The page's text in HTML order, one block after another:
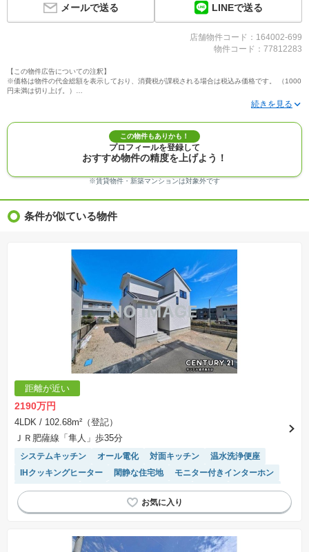
メールで送る LINEで送る
店舗物件コード：164002-699
物件コード：77812283
【この物件広告についての注釈】
※価格は物件の代金総額を表示しており、消費税が課税される場合は税込み価格です。 （1000
円未満は切り上げ。）
※写真に写っている、またはパース（絵）や間取り図に描かれている家具や車などは、特にコ
※建築条件付き土地価格には、建物価格は含まれません。
※物件情報は、原則として情報提供日の２日前に最終確認した情報です。
※完成予想図はいずれも外構、植栽、外観等実際のものとは多少異なることがあります。
※モデルルーム・モデルハウス・展示場・ショールームの画像の場合、今回販売の物件と異な
※ＣＧ合成の画像の場合、実際とは多少異なる場合があります。
※物件特徴：販売戸数が複数の物件は、全ての住戸に該当しない項目もあります。
※価格更新：物件価格が変更された日から１週間表示されます。
※建築条件土地の情報内に掲載されている、建物プラン例は、土地購入者の設計プランの参考
の一例であって、プランの採用可否は任意です。
※土地（建築条件なし）で「建物プラン例」が表記してある時、そのプラン例は特定の建築請
負会社によるもので、当該建築請負会社以外で建てた場合、同様のものが同価格で建てられる
とは限りません。また建築請負会社を特定するものではありません。
※建築条件付き土地とは、その土地に建築する建物の建築請負契約が、一定期間内に成立する
ことを条件として売買される土地のことをいいます。建築請負契約成立に向けて設計プランを
協議するため、土地購入者が自己の希望する建物の設計協議をするために必要な相当の期間の
交渉期間が設定され、その期間内で希望を満たすプランが実現できたかどうかにより結論を出
します。なお、この期間は概ね3ヶ月程度とされています。納得のいくプランが出来ず、建築請
負契約が成立しない場合、土地売買契約は白紙に戻り、土地契約にかかった代金（土地代金、
手付金など）は名目のいかんに関わらず、全て返却されます。
※課税対象物件の「価格」や「費用等」は消費税込みの「総額表示」で統一しています。
※「本体価格」とは、課税対象物件においては「消費税を除いた建物価格」と「土地価格」の
合計額を指します。
表示されておりません。
※取引にかかる費用：物件の契約手続き、決済、引き渡し時にかかる費用を表示しています。
不動産会社によって表記有無が異なるため、ご自身で十分な確認をしていただくようにお願い
いたします。
場合があります。
この物件もありかも！
プロフィールを登録して
おすすめ物件の精度を上げよう！
※賃貸物件・新築マンションは対象外です
条件が似ている物件
距離が近い
2190万円
4LDK / 102.68m²（登記）
ＪＲ肥薩線「隼人」歩35分
システムキッチン オール電化 対面キッチン
温水洗浄便座
IHクッキングヒーター
閑静な住宅地
モニター付きインターホン
トイレ2個以上
WIC キッチン収納が多い 平坦地
窓付き浴室
陽当り良好